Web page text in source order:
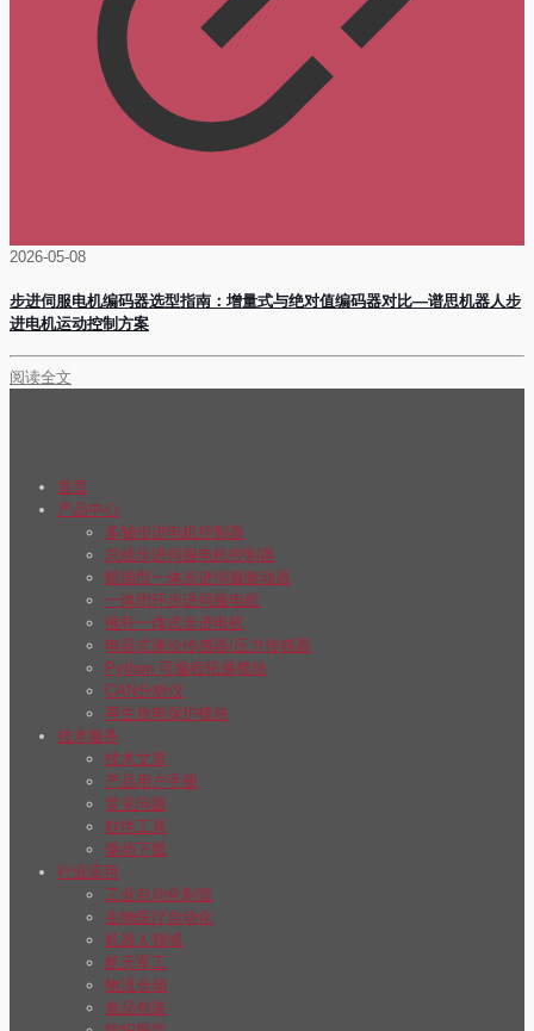
2026-05-08
步进伺服电机编码器选型指南：增量式与绝对值编码器对比—谱思机器人步
进电机运动控制方案
阅读全文
首页
产品中心
多轴步进电机控制器
总线步进伺服电机控制器
航插型一体步进伺服驱动器
一体闭环步进伺服电机
推杆一体式步进电机
电容式液位传感器/压力传感器
Python 可编程拓展模块
CAN分析仪
再生放电保护模块
技术服务
技术文章
产品用户手册
常见问题
软件工具
驱动下载
行业应用
工业自动化制造
生物医疗自动化
机器人领域
航天军工
物流仓储
食品包装